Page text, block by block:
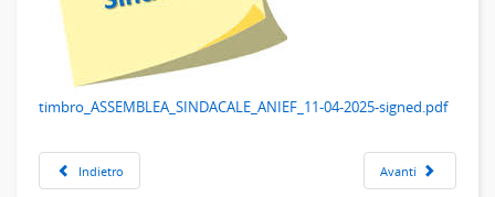
timbro_ASSEMBLEA_SINDACALE_ANIEF_11-04-2025-signed.pdf
Indietro Avanti